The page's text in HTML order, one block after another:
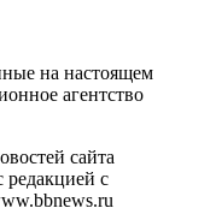
на настоящем
агентство
сайта
редакцией с